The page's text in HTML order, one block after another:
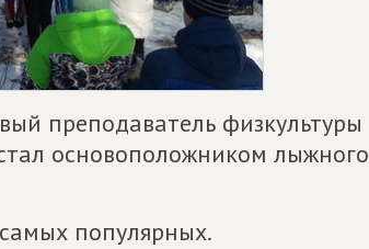
преподаватель физкультуры
основоположником лыжного
популярных.